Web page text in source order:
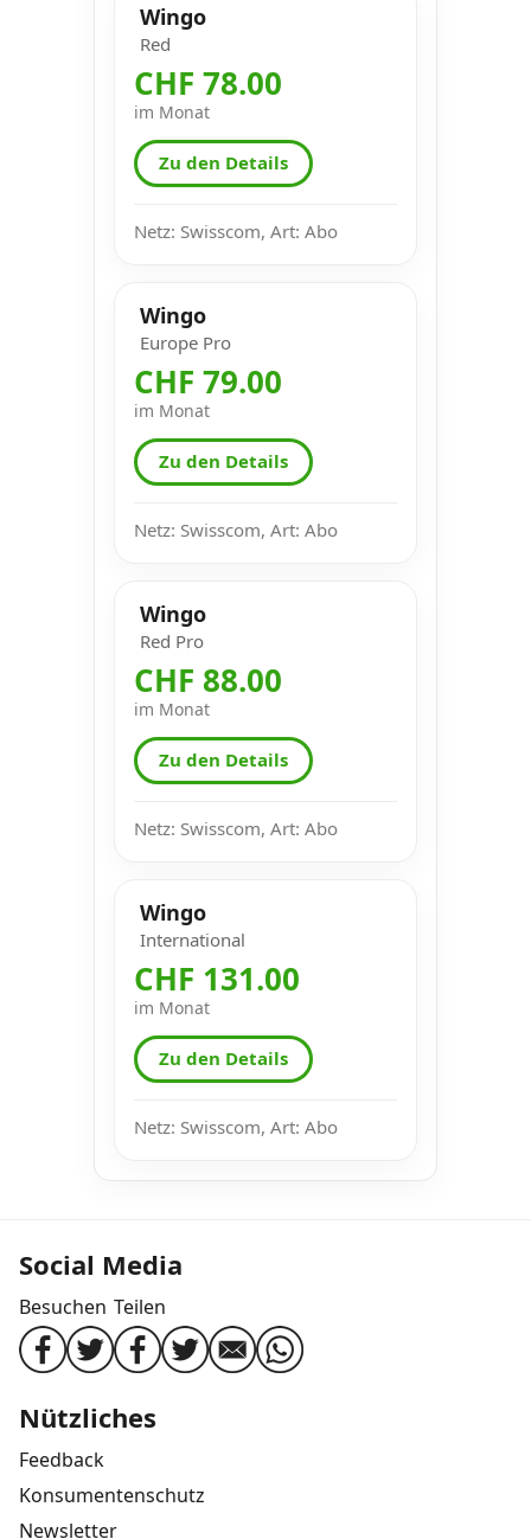
Wingo
Red
CHF 78.00
im Monat
Zu den Details
Netz: Swisscom, Art: Abo
Wingo
Europe Pro
CHF 79.00
im Monat
Zu den Details
Netz: Swisscom, Art: Abo
Wingo
Red Pro
CHF 88.00
im Monat
Zu den Details
Netz: Swisscom, Art: Abo
Wingo
International
CHF 131.00
im Monat
Zu den Details
Netz: Swisscom, Art: Abo
Social Media
Besuchen Teilen
Nützliches
Feedback
Konsumentenschutz
Newsletter